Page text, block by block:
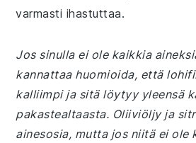
varmasti ihastuttaa.
Jos sinulla ei ole kaikkia
kannattaa huomioida, että
kalliimpi ja sitä löytyy yleensä
pakastealtaasta. Oliiviöljy ja
ainesosia, mutta jos niitä ei ole